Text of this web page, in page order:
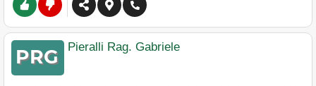
Pieralli Rag. Gabriele